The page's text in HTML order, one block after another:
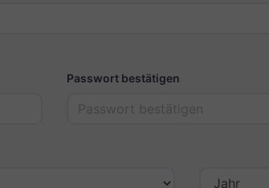
Passwort bestätigen